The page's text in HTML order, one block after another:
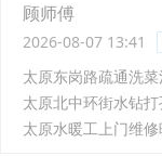
顾师傅
2026-08-07 13:41
太原东岗路疏通洗
太原北中环街水钻
太原水暖工上门维